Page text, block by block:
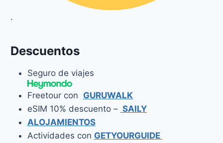
.
Descuentos
Seguro de viajes
Freetour con GURUWALK
eSIM 10% descuento – SAILY
ALOJAMIENTOS
Actividades con GETYOURGUIDE